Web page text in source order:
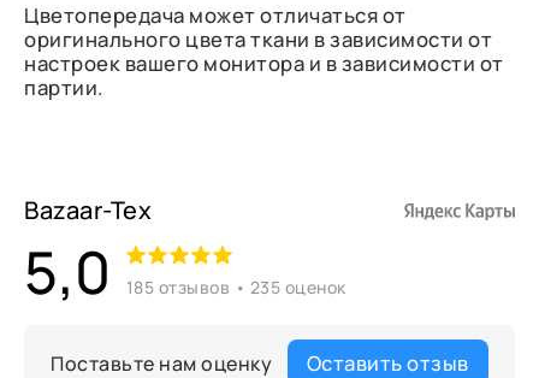
Цветопередача может отличаться от
оригинального цвета ткани в зависимости от
настроек вашего монитора и в зависимости от
партии.
Bazaar-Tex
5,0 185 отзывов • 235 оценок
Поставьте нам оценку Оставить отзыв